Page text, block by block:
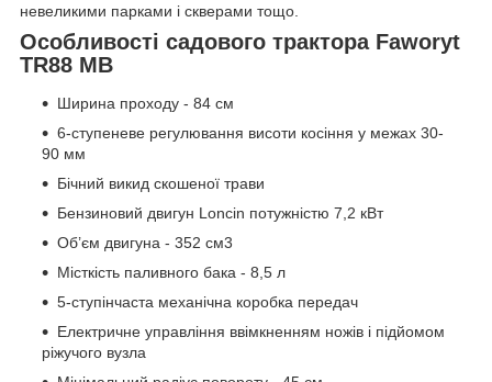
невеликими парками і скверами тощо.
Особливості садового трактора Faworyt
TR88 MB
Ширина проходу - 84 см
6-ступеневе регулювання висоти косіння у межах 30-
90 мм
Бічний викид скошеної трави
Бензиновий двигун Loncin потужністю 7,2 кВт
Об’єм двигуна - 352 см3
Місткість паливного бака - 8,5 л
5-ступінчаста механічна коробка передач
Електричне управління ввімкненням ножів і підйомом
ріжучого вузла